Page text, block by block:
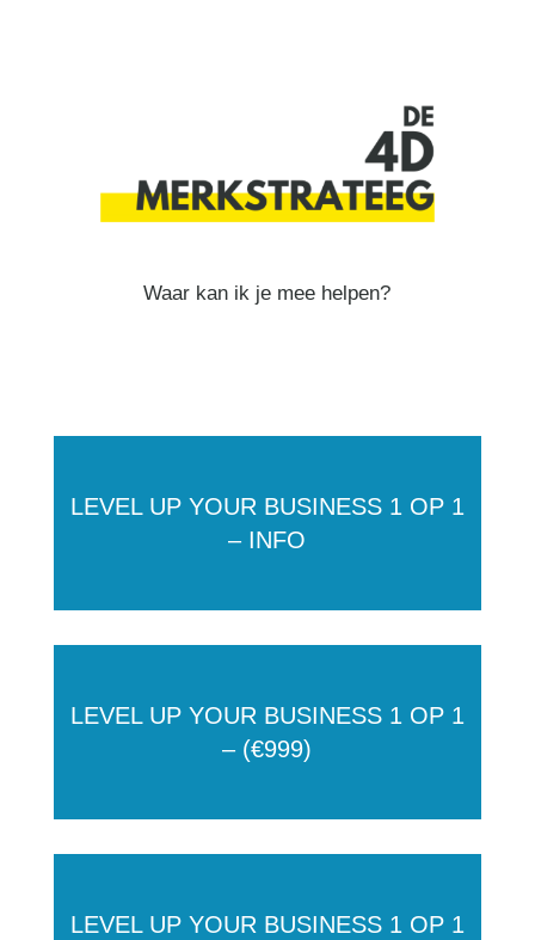
Waar kan ik je mee helpen?
LEVEL UP YOUR BUSINESS 1 OP 1
– INFO
LEVEL UP YOUR BUSINESS 1 OP 1
– (€999)
LEVEL UP YOUR BUSINESS 1 OP 1